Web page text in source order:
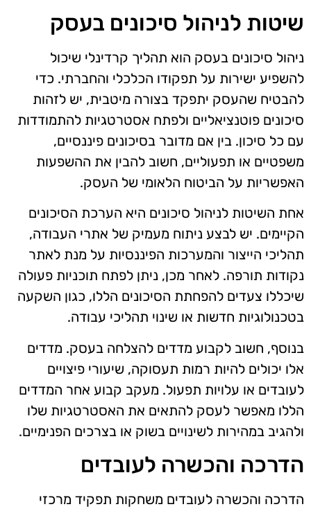
שיטות לניהול סיכונים בעסק
ניהול סיכונים בעסק הוא תהליך קרדינלי שיכול
להשפיע ישירות על תפקודו הכלכלי והחברתי. כדי
להבטיח שהעסק יתפקד בצורה מיטבית, יש לזהות
סיכונים פוטנציאליים ולפתח אסטרטגיות להתמודדות
עם כל סיכון. בין אם מדובר בסיכונים פיננסיים,
משפטיים או תפעוליים, חשוב להבין את ההשפעות
האפשריות על הביטוח הלאומי של העסק.
אחת השיטות לניהול סיכונים היא הערכת הסיכונים
הקיימים. יש לבצע ניתוח מעמיק של אתרי העבודה,
תהליכי הייצור והמערכות הפיננסיות על מנת לאתר
נקודות תורפה. לאחר מכן, ניתן לפתח תוכניות פעולה
שיכללו צעדים להפחתת הסיכונים הללו, כגון השקעה
בטכנולוגיות חדשות או שינוי תהליכי עבודה.
בנוסף, חשוב לקבוע מדדים להצלחה בעסק. מדדים
אלו יכולים להיות רמות תעסוקה, שיעורי פיצויים
לעובדים או עלויות תפעול. מעקב קבוע אחר המדדים
הללו מאפשר לעסק להתאים את האסטרטגיות שלו
ולהגיב במהירות לשינויים בשוק או בצרכים הפנימיים.
הדרכה והכשרה לעובדים
הדרכה והכשרה לעובדים משחקות תפקיד מרכזי